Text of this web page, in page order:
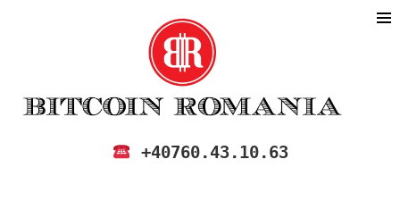
BITCOIN ROMANIA
CUMPARA SI VINDE BITCOIN IN
+40760.43.10.63